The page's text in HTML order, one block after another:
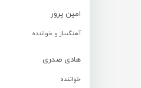
امین پرور
آهنگساز و خواننده
هادی صدری
خواننده